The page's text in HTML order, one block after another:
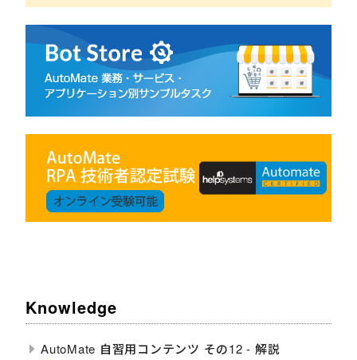
Knowledge
AutoMate 自習用コンテンツ その12 - 解説